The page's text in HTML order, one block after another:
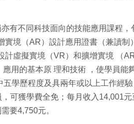
有不同科技面向的技能應用課程
實境（AR）設計應用證書（兼讀制
計虛擬實境（VR）和擴增實境 （
應用的基本原 理和技術 ，使學員
五學歷程度及具兩年或以上工作經
可獲學費全免；每月收入14,001
要4,750元。